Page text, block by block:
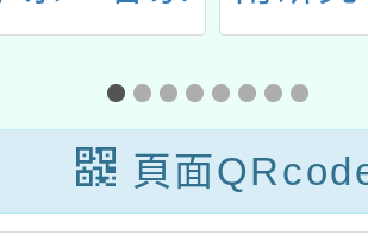
士學分
學年度
期招生訊
息
「
際越
頁面